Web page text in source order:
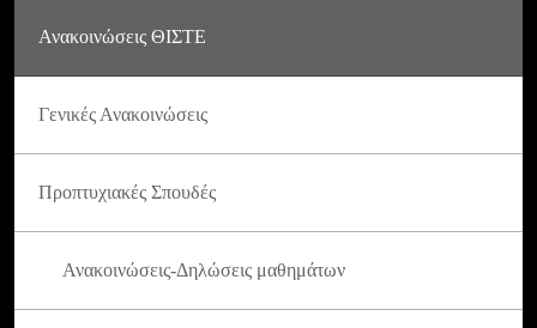
Ανακοινώσεις ΘΙΣΤΕ
Γενικές Ανακοινώσεις
Προπτυχιακές Σπουδές
Ανακοινώσεις-Δηλώσεις μαθημάτων